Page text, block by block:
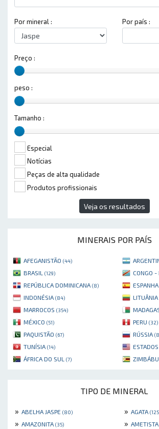
Por mineral : Por país :
Preço :
peso :
Tamanho :
Especial
Notícias
Peças de alta qualidade
Produtos profissionais
Veja os resultados
MINERAIS POR PAÍS
AFEGANISTÃO (44)
BRASIL (129) CONGO -
REPÚBLICA DOMINICANA (8) ESPANHA
INDONÉSIA (84) LITUÂNIA
MARROCOS (354)
MÉXICO (51) PERU (32)
PAQUISTÃO (67) RÚSSIA
TUNÍSIA (14)
ÁFRICA DO SUL (7)
TIPO DE MINERAL
» ABELHA JASPE (80) » AGATA
» AMAZONITA (35) » AMETISTA